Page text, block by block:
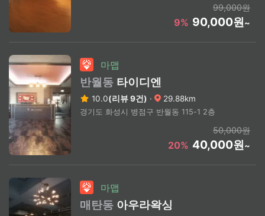
99,000원
9% 90,000원~
마맵
반월동 타이디엔
10.0(리뷰 9건) · 29.88km
경기도 화성시 병점구 반월동 115-1 2층
50,000원
20% 40,000원~
마맵
매탄동 아우라왁싱